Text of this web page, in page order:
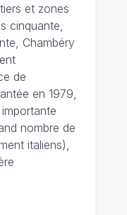
et zones
cinquante,
Chambéry
de
en 1979,
nombre de
italiens),